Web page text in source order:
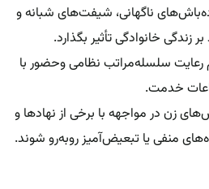
ناگهانی، شیفت‌های شبانه و
زندگی خانوادگی تأثیر بگذارد.
رعایت سلسله‌مراتب نظامی وحضور با
خدمت.
زن در مواجهه با برخی از نهادها و
منفی یا تبعیض‌آمیز روبه‌رو شوند.